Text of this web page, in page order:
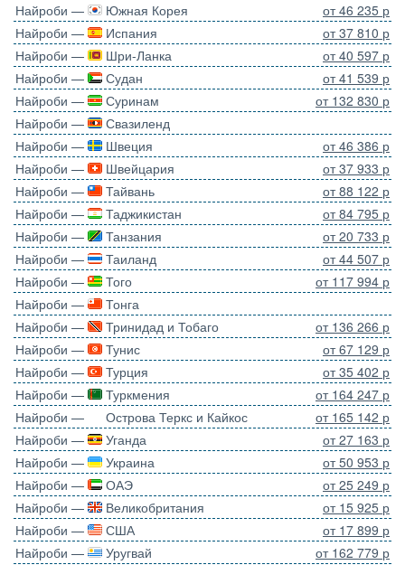
Найроби —
Южная Корея
от 46 235 р
Найроби —
Испания
от 37 810 р
Найроби —
Шри-Ланка
от 40 597 р
Найроби —
Судан
от 41 539 р
Найроби —
Суринам
от 132 830 р
Найроби —
Свазиленд
Найроби —
Швеция
от 46 386 р
Найроби —
Швейцария
от 37 933 р
Найроби —
Тайвань
от 88 122 р
Найроби —
Таджикистан
от 84 795 р
Найроби —
Танзания
от 20 733 р
Найроби —
Таиланд
от 44 507 р
Найроби —
Того
от 117 994 р
Найроби —
Тонга
Найроби —
Тринидад и Тобаго
от 136 266 р
Найроби —
Тунис
от 67 129 р
Найроби —
Турция
от 35 402 р
Найроби —
Туркмения
от 164 247 р
Найроби —
Острова Теркс и Кайкос
от 165 142 р
Найроби —
Уганда
от 27 163 р
Найроби —
Украина
от 50 953 р
Найроби —
ОАЭ
от 25 249 р
Найроби —
Великобритания
от 15 925 р
Найроби —
США
от 17 899 р
Найроби —
Уругвай
от 162 779 р